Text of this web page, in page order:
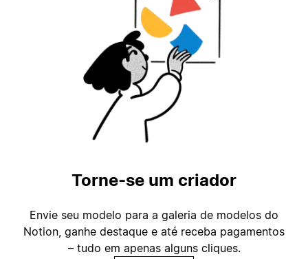
Torne-se um criador
Envie seu modelo para a galeria de modelos do
Notion, ganhe destaque e até receba pagamentos
– tudo em apenas alguns cliques.